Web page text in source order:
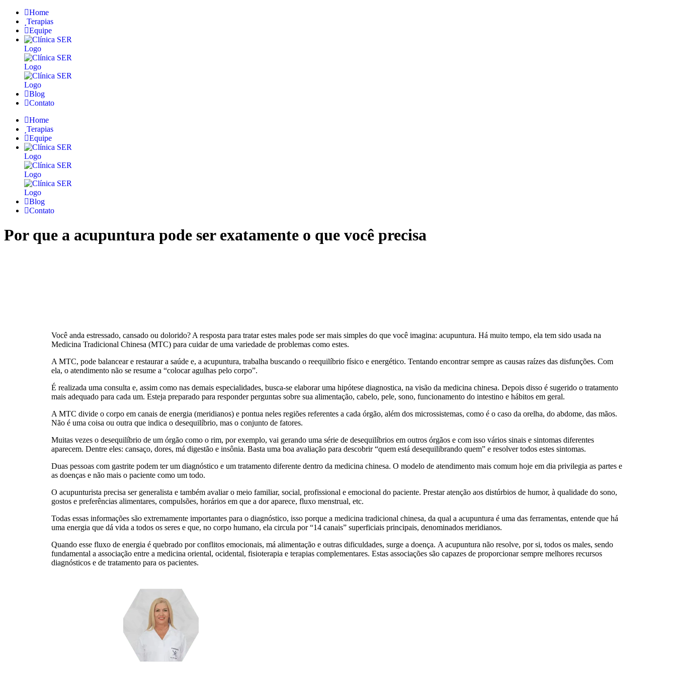
Home
Terapias
Equipe
Blog
Contato
Home
Terapias
Equipe
Blog
Contato
Por que a acupuntura pode ser exatamente o que você precisa
Você anda estressado, cansado ou dolorido? A resposta para tratar estes males pode ser mais simples do que você imagina: acupuntura. Há muito tempo, ela tem sido usada na
Medicina Tradicional Chinesa (MTC) para cuidar de uma variedade de problemas como estes.
A MTC, pode balancear e restaurar a saúde e, a acupuntura, trabalha buscando o reequilíbrio físico e energético. Tentando encontrar sempre as causas raízes das disfunções. Com
ela, o atendimento não se resume a “colocar agulhas pelo corpo”.
É realizada uma consulta e, assim como nas demais especialidades, busca-se elaborar uma hipótese diagnostica, na visão da medicina chinesa. Depois disso é sugerido o tratamento
mais adequado para cada um. Esteja preparado para responder perguntas sobre sua alimentação, cabelo, pele, sono, funcionamento do intestino e hábitos em geral.
A MTC divide o corpo em canais de energia (meridianos) e pontua neles regiões referentes a cada órgão, além dos microssistemas, como é o caso da orelha, do abdome, das mãos.
Não é uma coisa ou outra que indica o desequilíbrio, mas o conjunto de fatores.
Muitas vezes o desequilíbrio de um órgão como o rim, por exemplo, vai gerando uma série de desequilíbrios em outros órgãos e com isso vários sinais e sintomas diferentes
aparecem. Dentre eles: cansaço, dores, má digestão e insônia. Basta uma boa avaliação para descobrir “quem está desequilibrando quem” e resolver todos estes sintomas.
Duas pessoas com gastrite podem ter um diagnóstico e um tratamento diferente dentro da medicina chinesa. O modelo de atendimento mais comum hoje em dia privilegia as partes e
as doenças e não mais o paciente como um todo.
O acupunturista precisa ser generalista e também avaliar o meio familiar, social, profissional e emocional do paciente. Prestar atenção aos distúrbios de humor, à qualidade do sono,
gostos e preferências alimentares, compulsões, horários em que a dor aparece, fluxo menstrual, etc.
Todas essas informações são extremamente importantes para o diagnóstico, isso porque a medicina tradicional chinesa, da qual a acupuntura é uma das ferramentas, entende que há
uma energia que dá vida a todos os seres e que, no corpo humano, ela circula por “14 canais” superficiais principais, denominados meridianos.
Quando esse fluxo de energia é quebrado por conflitos emocionais, má alimentação e outras dificuldades, surge a doença. A acupuntura não resolve, por si, todos os males, sendo
fundamental a associação entre a medicina oriental, ocidental, fisioterapia e terapias complementares. Estas associações são capazes de proporcionar sempre melhores recursos
diagnósticos e de tratamento para os pacientes.